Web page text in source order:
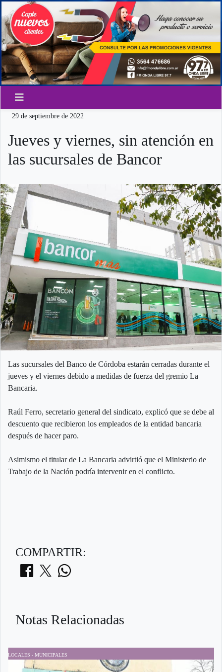
29 de septiembre de 2022
Jueves y viernes, sin atención en
las sucursales de Bancor
Las sucursales del Banco de Córdoba estarán cerradas durante el
jueves y el viernes debido a medidas de fuerza del gremio La
Bancaria.
Raúl Ferro, secretario general del sindicato, explicó que se debe al
descuento que recibieron los empleados de la entidad bancaria
después de hacer paro.
Asimismo el titular de La Bancaria advirtió que el Ministerio de
Trabajo de la Nación podría intervenir en el conflicto.
COMPARTIR:
Notas Relacionadas
LOCALES - MUNICIPALES